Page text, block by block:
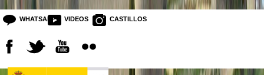
WHATSAPP VIDEOS CASTILLOS